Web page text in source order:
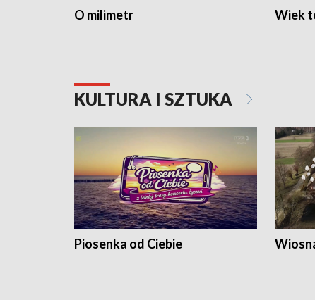
O milimetr Wiek
KULTURA I SZTUKA
Piosenka od Ciebie